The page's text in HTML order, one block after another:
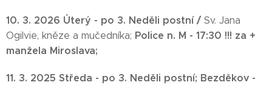
10. 3. 2026 Úterý - po 3. Neděli postní / Sv. Jana
Ogilvie, kněze a mučedníka; Police n. M - 17:30 !!! za +
manžela Miroslava;
11. 3. 2025 Středa - po 3. Neděli postní; Bezděkov -